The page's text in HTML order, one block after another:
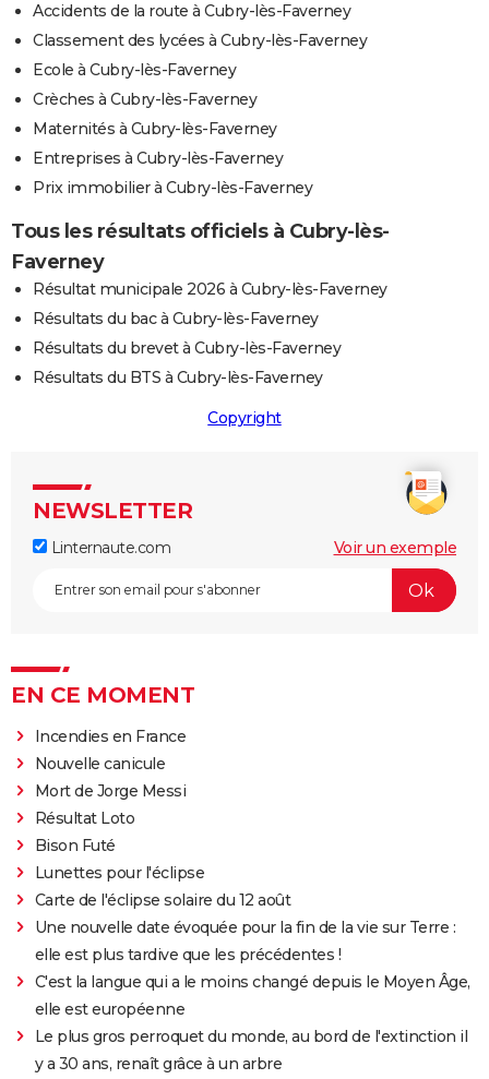
Accidents de la route à Cubry-lès-Faverney
Classement des lycées à Cubry-lès-Faverney
Ecole à Cubry-lès-Faverney
Crèches à Cubry-lès-Faverney
Maternités à Cubry-lès-Faverney
Entreprises à Cubry-lès-Faverney
Prix immobilier à Cubry-lès-Faverney
Tous les résultats officiels à Cubry-lès-
Faverney
Résultat municipale 2026 à Cubry-lès-Faverney
Résultats du bac à Cubry-lès-Faverney
Résultats du brevet à Cubry-lès-Faverney
Résultats du BTS à Cubry-lès-Faverney
Copyright
NEWSLETTER
Linternaute.com Voir un exemple
EN CE MOMENT
Incendies en France
Nouvelle canicule
Mort de Jorge Messi
Résultat Loto
Bison Futé
Lunettes pour l'éclipse
Carte de l'éclipse solaire du 12 août
Une nouvelle date évoquée pour la fin de la vie sur Terre :
elle est plus tardive que les précédentes !
C'est la langue qui a le moins changé depuis le Moyen Âge,
elle est européenne
Le plus gros perroquet du monde, au bord de l'extinction il
y a 30 ans, renaît grâce à un arbre